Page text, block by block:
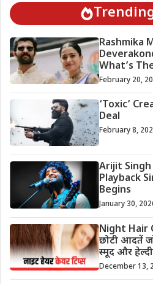
Rashmika
What’s
February 20,
‘Toxic’
Deal
February 8,
Arijit
Playback
Begins
January 30,
Night Hair
छोटी आदतें
स्मूद और हेल्दी
December 13,